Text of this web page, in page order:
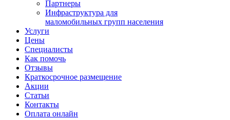
Партнеры
Инфраструктура для
маломобильных групп населения
Услуги
Цены
Специалисты
Как помочь
Отзывы
Краткосрочное размещение
Акции
Статьи
Контакты
Оплата онлайн